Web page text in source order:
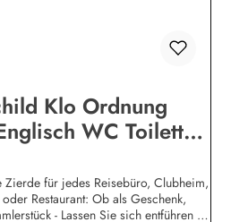
Klo Ordnung
WC Toilette
für jedes Reisebüro, Clubheim,
Restaurant: Ob als Geschenk,
- Lassen Sie sich entführen in